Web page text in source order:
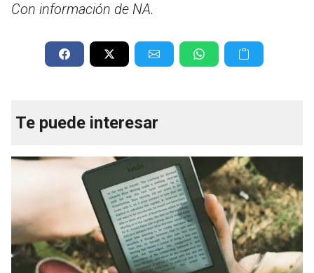
Con información de NA.
Te puede interesar